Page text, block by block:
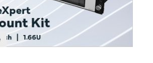
ตงดงามผสานกันอย่างลงตัว ทุกๆ เส้น
ะทุกการหักเหของแสงได้รับการ
อย่างดี เพื่อสร้างสรรค์รูปทรงที่ดูเหนือ
าที่จะวิ่งตามกระแส ผลลัพธ์ที่ได้จึง
พีซีระดับพรีเมียม แต่มันคือการ